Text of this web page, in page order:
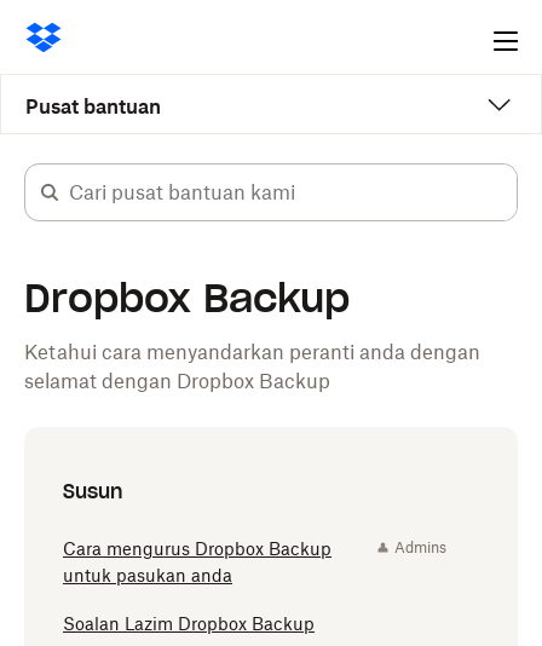
Pusat bantuan
Dropbox Backup
Ketahui cara menyandarkan peranti anda dengan
selamat dengan Dropbox Backup
Susun
Cara mengurus Dropbox Backup
untuk pasukan anda
Admins
Soalan Lazim Dropbox Backup